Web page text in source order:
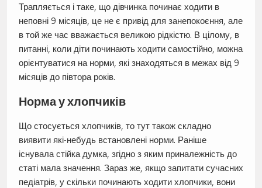
Трапляється і таке, що дівчинка починає ходити в
неповні 9 місяців, це не є привід для занепокоєння, але
в той же час вважається великою рідкістю. В цілому, в
питанні, коли діти починають ходити самостійно, можна
орієнтуватися на норми, які знаходяться в межах від 9
місяців до півтора років.
Норма у хлопчиків
Що стосується хлопчиків, то тут також складно
виявити які-небудь встановлені норми. Раніше
існувала стійка думка, згідно з яким приналежність до
статі мала значення. Зараз же, якщо запитати сучасних
педіатрів, у скільки починають ходити хлопчики, вони